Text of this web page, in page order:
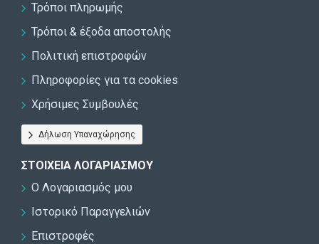
Τρόποι πληρωμής
Τρόποι & έξοδα αποστολής
Πολιτική επιστροφών
Πληροφορίες για τα cookies
Χρήσιμες Συμβουλές
Δήλωση Υπαναχώρησης
ΣΤΟΙΧΕΊΑ ΛΟΓΑΡΙΑΣΜΟΎ
Ο Λογαριασμός μου
Ιστορικό Παραγγελιών
Επιστροφές